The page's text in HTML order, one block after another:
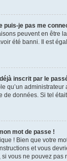
puis-je pas me
peuvent en être
été banni. Il est
inscrit par le
qu’un
de données. Si tel
mot de passe !
! Bien que votre
et vous
vous ne pouvez pas